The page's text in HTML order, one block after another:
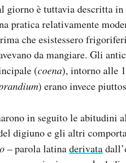
giorno è tuttavia descritta
pratica relativamente
che esistessero
da mangiare. Gli
(coena), intorno alle
) erano invece
in seguito le abitudini
digiuno e gli altri
– parola latinaderivata